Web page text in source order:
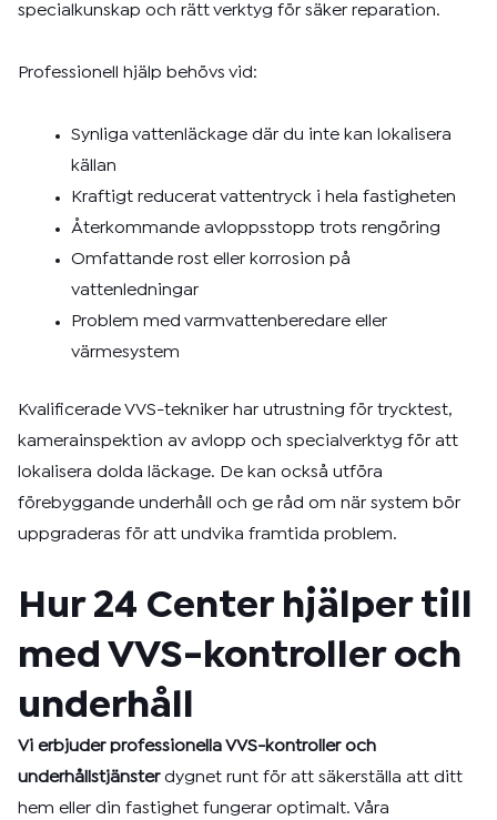
specialkunskap och rätt verktyg för säker reparation.
Professionell hjälp behövs vid:
Synliga vattenläckage där du inte kan lokalisera
källan
Kraftigt reducerat vattentryck i hela fastigheten
Återkommande avloppsstopp trots rengöring
Omfattande rost eller korrosion på
vattenledningar
Problem med varmvattenberedare eller
värmesystem
Kvalificerade VVS-tekniker har utrustning för trycktest,
kamerainspektion av avlopp och specialverktyg för att
lokalisera dolda läckage. De kan också utföra
förebyggande underhåll och ge råd om när system bör
uppgraderas för att undvika framtida problem.
Hur 24 Center hjälper till
med VVS-kontroller och
underhåll
Vi erbjuder professionella VVS-kontroller och
underhållstjänsterdygnet runt för att säkerställa att ditt
hem eller din fastighet fungerar optimalt. Våra